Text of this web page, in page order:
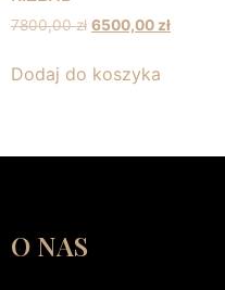
7800,00zł 6500,00zł
Dodaj do koszyka
O NAS